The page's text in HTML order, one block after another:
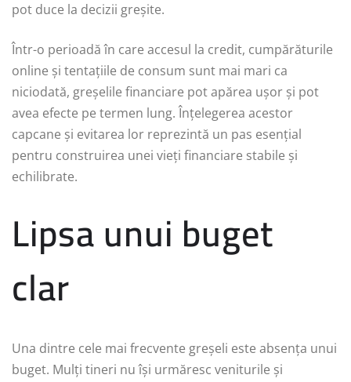
pot duce la decizii greșite.
Într-o perioadă în care accesul la credit, cumpărăturile
online și tentațiile de consum sunt mai mari ca
niciodată, greșelile financiare pot apărea ușor și pot
avea efecte pe termen lung. Înțelegerea acestor
capcane și evitarea lor reprezintă un pas esențial
pentru construirea unei vieți financiare stabile și
echilibrate.
Lipsa unui buget
clar
Una dintre cele mai frecvente greșeli este absența unui
buget. Mulți tineri nu își urmăresc veniturile și